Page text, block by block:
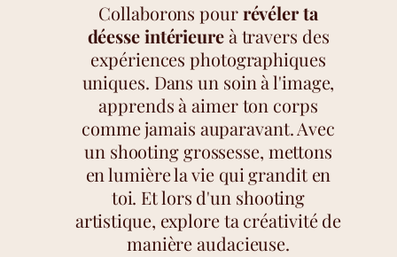
Collaborons pourrévéler ta
déesse intérieureà travers des
expériences photographiques
uniques. Dans un soin à l'image,
apprends à aimer ton corps
comme jamais auparavant. Avec
un shooting grossesse, mettons
en lumière la vie qui grandit en
toi. Et lors d'un shooting
artistique, explore ta créativité de
manière audacieuse.